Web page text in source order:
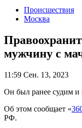
Происшествия
Москва
мужчину с
11:59 Сен. 13, 2023
Он был ранее судим и
Об этом сообщает «
РФ.